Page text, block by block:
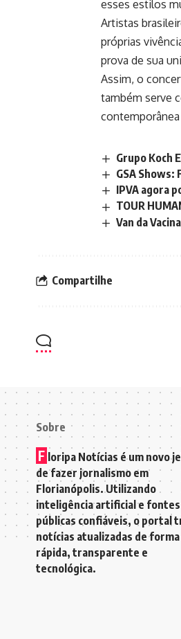
esses estilos
Artistas
próprias
prova de sua
Assim, o
também serve
Grupo Koch
GSA Shows:
IPVA agora
TOUR
Van da
Compartilhe
Sobre
F loripa Notícias é um novo
de fazer jornalismo em
Florianópolis. Utilizando
inteligência artificial e fontes
públicas confiáveis, o portal
notícias atualizadas de forma
rápida, transparente e
tecnológica.